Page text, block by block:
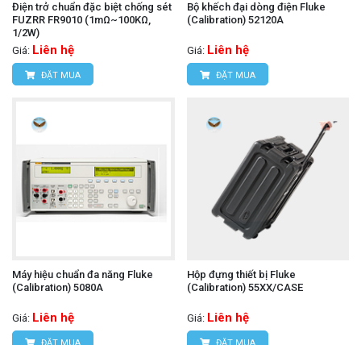
Điện trở chuẩn đặc biệt chống sét
FUZRR FR9010 (1mΩ~100KΩ,
1/2W)
Giá: Liên hệ
ĐẶT MUA
Bộ khếch đại dòng điện Fluke
(Calibration) 52120A
Giá: Liên hệ
ĐẶT MUA
Máy hiệu chuẩn đa năng Fluke
(Calibration) 5080A
Giá: Liên hệ
ĐẶT MUA
Hộp đựng thiết bị Fluke
(Calibration) 55XX/CASE
Giá: Liên hệ
ĐẶT MUA